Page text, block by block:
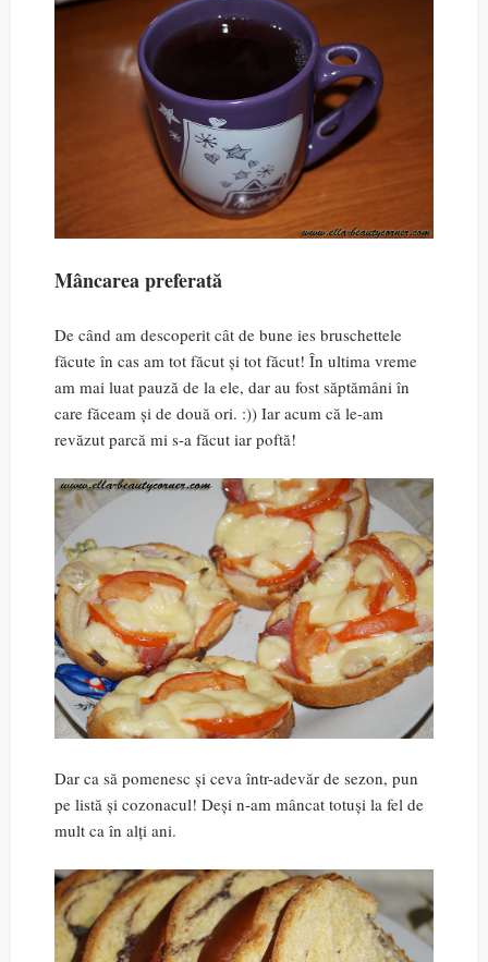
Mâncarea preferată
De când am descoperit cât de bune ies bruschettele
făcute în cas am tot făcut și tot făcut! În ultima vreme
am mai luat pauză de la ele, dar au fost săptămâni în
care făceam și de două ori. :)) Iar acum că le-am
revăzut parcă mi s-a făcut iar poftă!
Dar ca să pomenesc și ceva într-adevăr de sezon, pun
pe listă și cozonacul! Deși n-am mâncat totuși la fel de
mult ca în alți ani.